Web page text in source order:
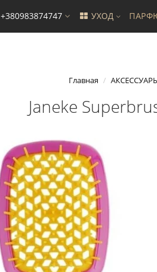
+380983874747 УХОД
Главная
Janeke